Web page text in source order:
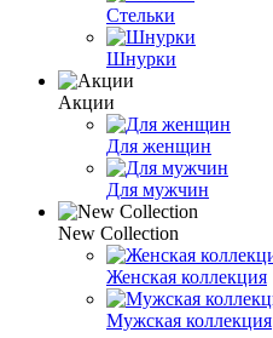
Стельки
Шнурки
Акции
Для женщин
Для мужчин
New Collection
Женская коллекция
Мужская коллекция